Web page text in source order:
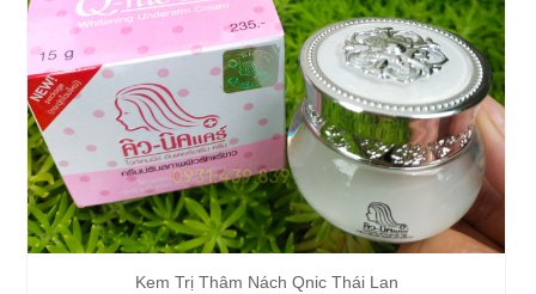
Kem Trị Thâm Nách Qnic Thái Lan